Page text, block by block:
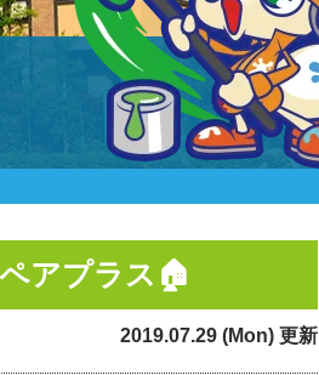
アプラス🏠
2019.07.29 (Mon) 更新